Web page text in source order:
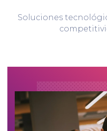
Soluciones